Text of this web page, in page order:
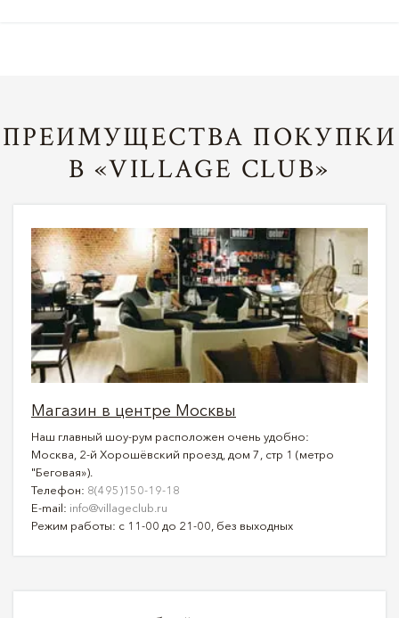
ПРЕИМУЩЕСТВА ПОКУПКИ
В «VILLAGE CLUB»
Магазин в центре Москвы
Наш главный шоу-рум расположен очень удобно:
Москва, 2-й Хорошёвский проезд, дом 7, стр 1 (метро
"Беговая»).
Телефон: 8(495)150-19-18
E-mail: info@villageclub.ru
Режим работы: с 11-00 до 21-00, без выходных